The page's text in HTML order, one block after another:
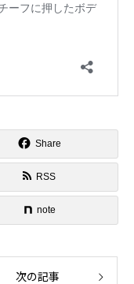
Share
RSS
note
次の記事